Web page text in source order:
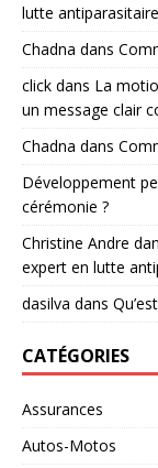
lutte
Chadna dans
click dans La
un message clair
Chadna dans
Développement
cérémonie ?
Christine Andre
expert en lutte
dasilva dans
CATÉGORIES
Assurances
Autos-Motos